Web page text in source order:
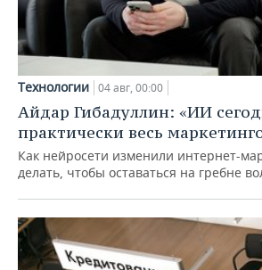
Технологии 04 авг, 00:00
Айдар Гибадуллин: «ИИ
практически весь
Как нейросети изменили интернет-
делать, чтобы оставаться на гребне